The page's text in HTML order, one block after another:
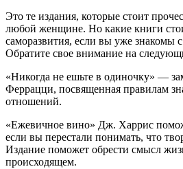
Это те издания, которые стоит
любой женщине. Но какие книги
саморазвития, если вы уже знакомы
Обратите свое внимание на
«Никогда не ешьте в одиночку» —
Феррацци, посвященная правилам
отношений.
«Ежевичное вино» Дж. Харрис
если вы перестали понимать, что
Издание поможет обрести смысл
происходящем.